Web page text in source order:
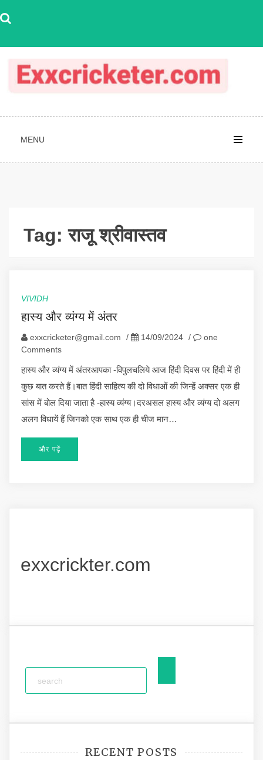
to
MENU
Tag:राजू श्रीवास्तव
VIVIDH
हास्य और व्यंग्य में अंतर
exxcricketer@gmail.com / 14/09/2024 /
one
Comments
हास्य और व्यंग्य में अंतरआपका -विपुलचलिये आज हिंदी दिवस पर हिंदी में ही
कुछ बात करते हैं।बात हिंदी साहित्य की दो विधाओं की जिन्हें अक्सर एक ही
सांस में बोल दिया जाता है -हास्य व्यंग्य।दरअसल हास्य और व्यंग्य दो अलग
अलग विधायें हैं जिनको एक साथ एक ही चीज मान…
और पढ़ें
exxcrickter.com
RECENT POSTS